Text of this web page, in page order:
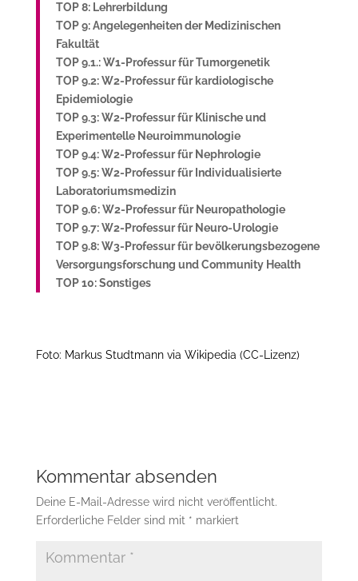
TOP 8: Lehrerbildung
TOP 9: Angelegenheiten der Medizinischen
Fakultät
TOP 9.1.: W1-Professur für Tumorgenetik
TOP 9.2: W2-Professur für kardiologische
Epidemiologie
TOP 9.3: W2-Professur für Klinische und
Experimentelle Neuroimmunologie
TOP 9.4: W2-Professur für Nephrologie
TOP 9.5: W2-Professur für Individualisierte
Laboratoriumsmedizin
TOP 9.6: W2-Professur für Neuropathologie
TOP 9.7: W2-Professur für Neuro-Urologie
TOP 9.8: W3-Professur für bevölkerungsbezogene
Versorgungsforschung und Community Health
TOP 10: Sonstiges
Foto: Markus Studtmann via Wikipedia (CC-Lizenz)
Kommentar absenden
Deine E-Mail-Adresse wird nicht veröffentlicht.
Erforderliche Felder sind mit * markiert